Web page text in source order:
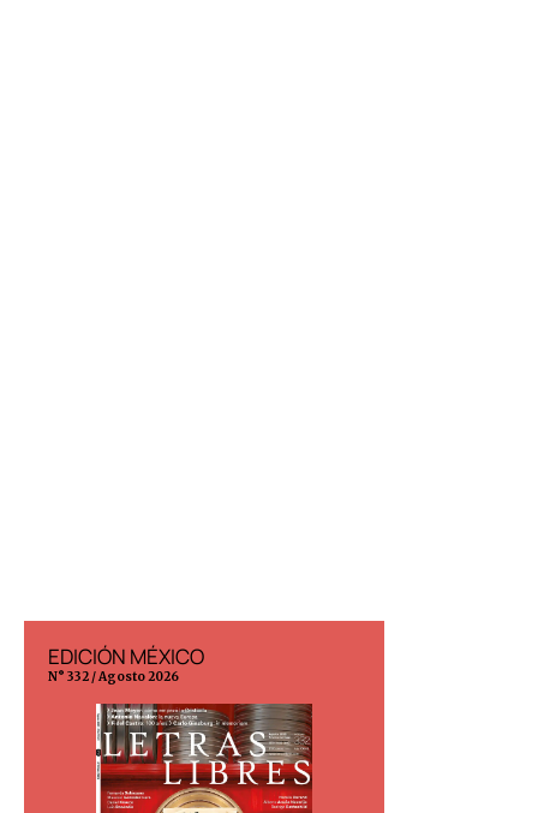
EDICIÓN MÉXICO
N° 332 / Agosto 2026